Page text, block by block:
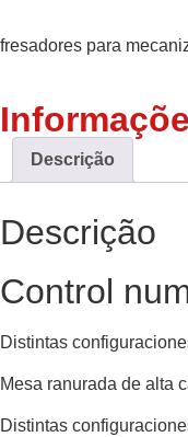
fresadores para
Descrição
Descrição
Control
Distintas
Mesa ranurada de alta
Distintas